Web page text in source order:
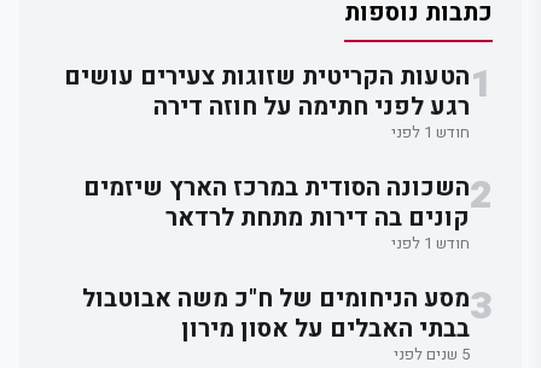
כתבות נוספות
1הטעות הקריטית שזוגות צעירים עושים
רגע לפני חתימה על חוזה דירה
חודש 1 לפני
2השכונה הסודית במרכז הארץ שיזמים
קונים בה דירות מתחת לרדאר
חודש 1 לפני
3מסע הניחומים של ח"כ משה אבוטבול
בבתי האבלים על אסון מירון
5 שנים לפני